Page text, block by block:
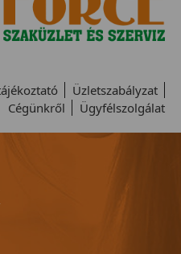
Üzletszabályzat
Cégünkről
Ügyfélszolgálat